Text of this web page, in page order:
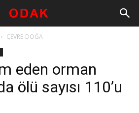
ÇEVRE-DOĞA
eden orman
ölü sayısı 110’u